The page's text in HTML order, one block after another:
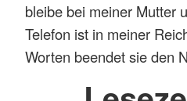
bleibe bei meiner Mutter
Telefon ist in meiner
Worten beendet sie den